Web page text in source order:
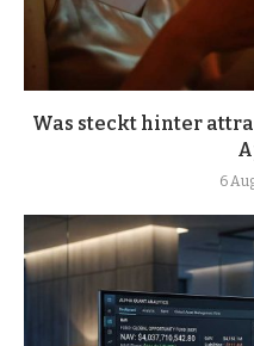
Was steckt hinter
6